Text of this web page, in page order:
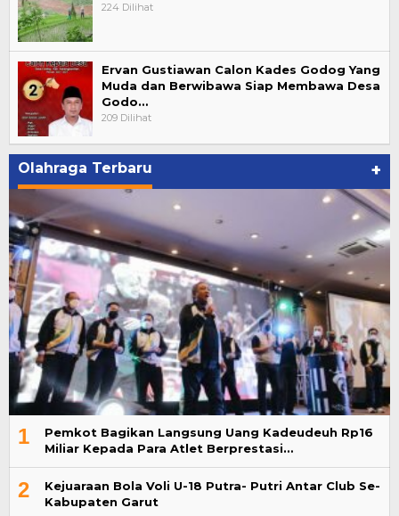
224 Dilihat
Ervan Gustiawan Calon Kades Godog Yang
Muda dan Berwibawa Siap Membawa Desa
Godo…
209 Dilihat
Olahraga Terbaru +
1
Pemkot Bagikan Langsung Uang Kadeudeuh Rp16
Miliar Kepada Para Atlet Berprestasi…
2
Kejuaraan Bola Voli U-18 Putra- Putri Antar Club Se-
Kabupaten Garut